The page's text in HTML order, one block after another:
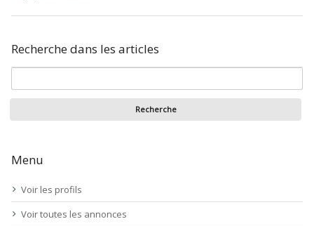
Recherche dans les articles
Menu
Voir les profils
Voir toutes les annonces